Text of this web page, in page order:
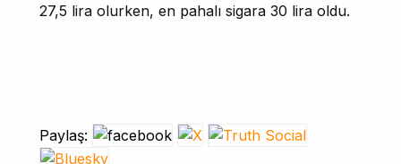
27,5 lira olurken, en pahalı sigara 30 lira oldu.
Paylaş: